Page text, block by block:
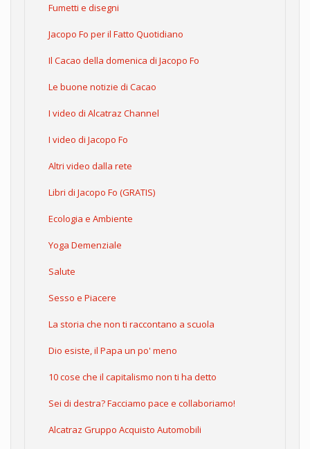
Fumetti e disegni
Jacopo Fo per il Fatto Quotidiano
Il Cacao della domenica di Jacopo Fo
Le buone notizie di Cacao
I video di Alcatraz Channel
I video di Jacopo Fo
Altri video dalla rete
Libri di Jacopo Fo (GRATIS)
Ecologia e Ambiente
Yoga Demenziale
Salute
Sesso e Piacere
La storia che non ti raccontano a scuola
Dio esiste, il Papa un po' meno
10 cose che il capitalismo non ti ha detto
Sei di destra? Facciamo pace e collaboriamo!
Alcatraz Gruppo Acquisto Automobili